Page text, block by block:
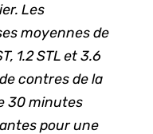
Les
moyennes de
1.2 STL et 3.6
contres de la
30 minutes
pour une